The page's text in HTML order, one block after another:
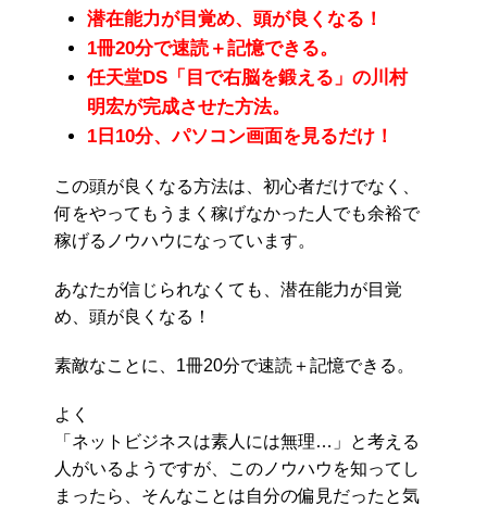
潜在能力が目覚め、頭が良くなる！
1冊20分で速読＋記憶できる。
任天堂DS「目で右脳を鍛える」の川村
明宏が完成させた方法。
1日10分、パソコン画面を見るだけ！
この頭が良くなる方法は、初心者だけでなく、
何をやってもうまく稼げなかった人でも余裕で
稼げるノウハウになっています。
あなたが信じられなくても、潜在能力が目覚
め、頭が良くなる！
素敵なことに、1冊20分で速読＋記憶できる。
よく
「ネットビジネスは素人には無理…」と考える
人がいるようですが、このノウハウを知ってし
まったら、そんなことは自分の偏見だったと気